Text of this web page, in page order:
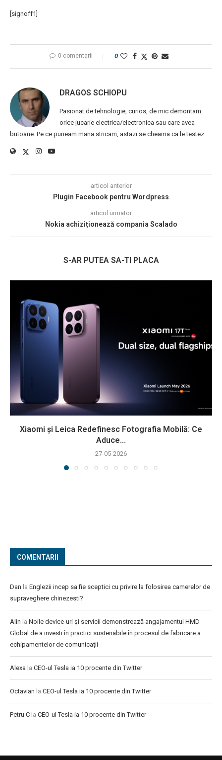
[signoff1]
0 comentarii 0
DRAGOS SCHIOPU
Pasionat de tehnologie, curios, de mic demontam
orice jucarie electrica/electronica sau care avea
butoane. Pe ce puneam mana stricam, astazi se cheama ca le testez.
articol anterior
Plugin Facebook pentru Wordpress
articol urmator
Nokia achiziționează compania Scalado
S-AR PUTEA SA-TI PLACA
Xiaomi și Leica Redefinesc Fotografia Mobilă: Ce
Aduce...
27-05-2026
COMENTARII
Dan la Englezii incep sa fie sceptici cu privire la folosirea camerelor de
supraveghere chinezesti?
Alin la Noile device-uri și servicii demonstrează angajamentul HMD
Global de a investi în practici sustenabile în procesul de fabricare a
echipamentelor de comunicații
Alexa la CEO-ul Tesla ia 10 procente din Twitter
Octavian la CEO-ul Tesla ia 10 procente din Twitter
Petru C la CEO-ul Tesla ia 10 procente din Twitter